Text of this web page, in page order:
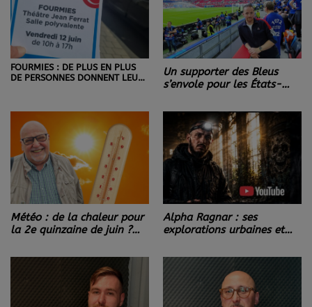
FOURMIES : DE PLUS EN PLUS
DE PERSONNES DONNENT LEUR
Un supporter des Bleus
s’envole pour les États-
de Coupe du monde.
Météo : de la chaleur pour
la 2e quinzaine de juin ?
Marlière et la tendance
Alpha Ragnar : ses
explorations urbaines et
lieux abandonnés d’Europe.